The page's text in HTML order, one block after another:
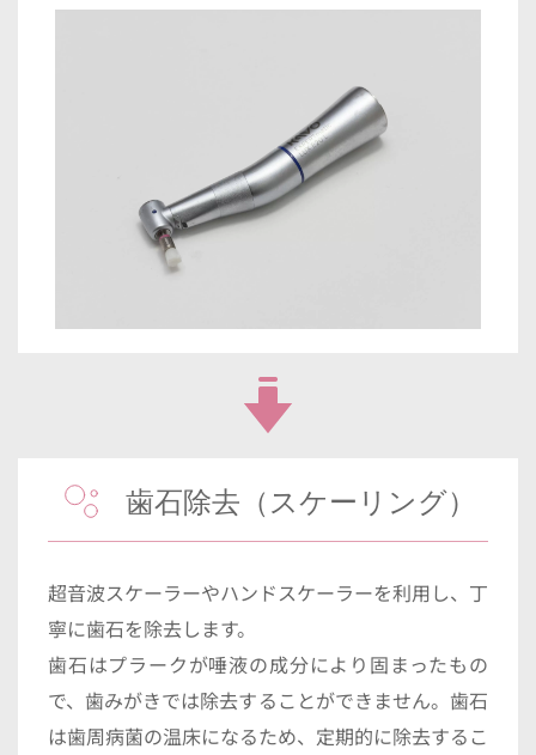
歯石除去（スケーリング）
超音波スケーラーやハンドスケーラーを利用し、丁
寧に歯石を除去します。
歯石はプラークが唾液の成分により固まったもの
で、歯みがきでは除去することができません。歯石
は歯周病菌の温床になるため、定期的に除去するこ